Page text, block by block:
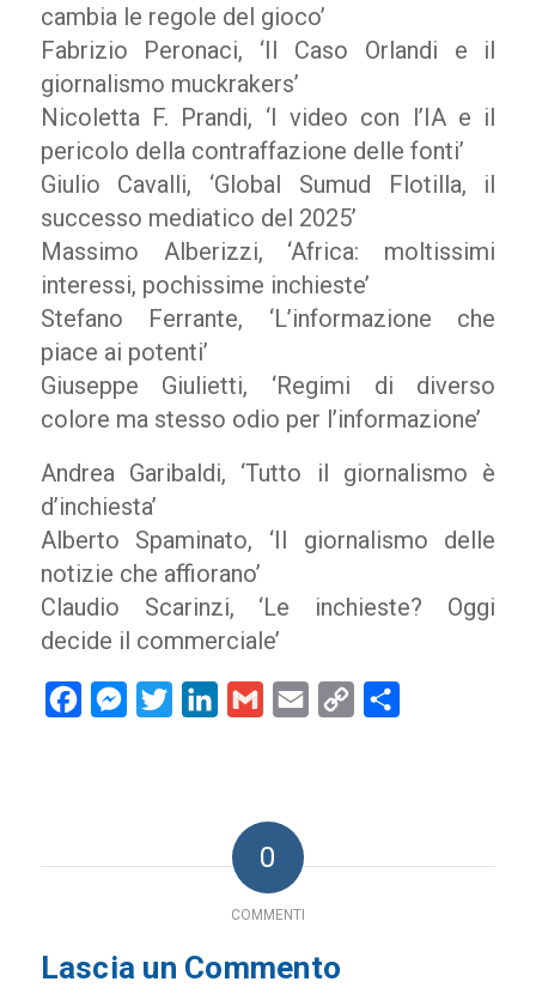
cambia le regole del gioco’
Fabrizio Peronaci, ‘Il Caso Orlandi e il
giornalismo muckrakers’
Nicoletta F. Prandi, ‘I video con l’IA e il
pericolo della contraffazione delle fonti’
Giulio Cavalli, ‘Global Sumud Flotilla, il
successo mediatico del 2025’
Massimo Alberizzi, ‘Africa: moltissimi
interessi, pochissime inchieste’
Stefano Ferrante, ‘L’informazione che
piace ai potenti’
Giuseppe Giulietti, ‘Regimi di diverso
colore ma stesso odio per l’informazione’
Andrea Garibaldi, ‘Tutto il giornalismo è
d’inchiesta’
Alberto Spaminato, ‘Il giornalismo delle
notizie che affiorano’
Claudio Scarinzi, ‘Le inchieste? Oggi
decide il commerciale’
FacebookMessenger
Twitter LinkedInGmail Email
Copy
0
COMMENTI
Lascia un Commento